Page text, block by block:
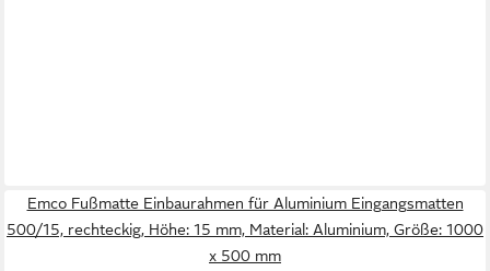
Emco Fußmatte Einbaurahmen für Aluminium Eingangsmatten
500/15, rechteckig, Höhe: 15 mm, Material: Aluminium, Größe: 1000
x 500 mm